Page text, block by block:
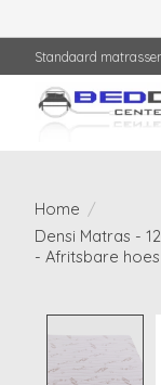
Standaard
Home /
Densi Matras -
- Afritsbare